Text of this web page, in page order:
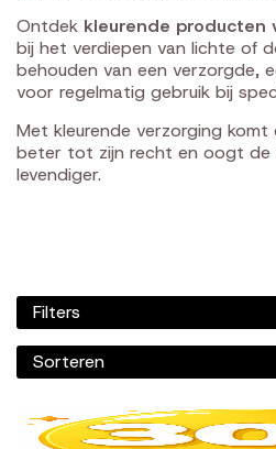
Ontdek kleurende producten
bij het verdiepen van lichte of
behouden van een verzorgde,
voor regelmatig gebruik bij
Met kleurende verzorging komt
beter tot zijn recht en oogt de
levendiger.
Filters
Sorteren